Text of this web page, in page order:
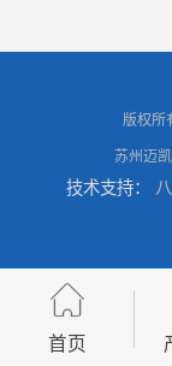
版权所
苏州迈
技术支持：
首页